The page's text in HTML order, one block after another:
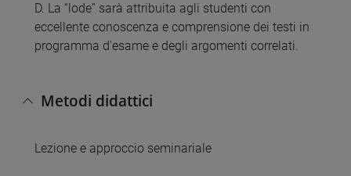
D. La “lode” sarà attribuita agli studenti con
eccellente conoscenza e comprensione dei testi in
programma d'esame e degli argomenti correlati.
Metodi didattici
Lezione e approccio seminariale